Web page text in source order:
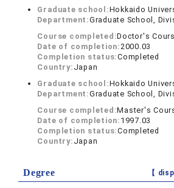
Graduate school:Hokkaido
Department:Graduate School,
Course completed:Doctor's
Date of completion:2000.03
Completion status:Completed
Country: Japan
Graduate school:Hokkaido
Department:Graduate School,
Course completed:Master's
Date of completion: 1997.03
Completion status:Completed
Country: Japan
Degree 【